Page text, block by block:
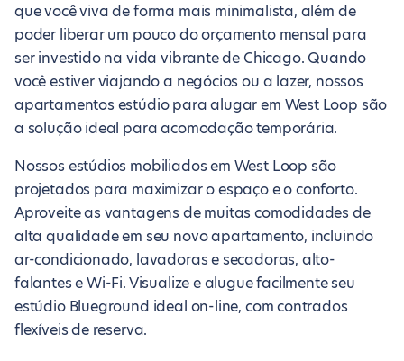
que você viva de forma mais minimalista, além de
poder liberar um pouco do orçamento mensal para
ser investido na vida vibrante de Chicago. Quando
você estiver viajando a negócios ou a lazer, nossos
apartamentos estúdio para alugar em West Loop são
a solução ideal para acomodação temporária.
Nossos estúdios mobiliados em West Loop são
projetados para maximizar o espaço e o conforto.
Aproveite as vantagens de muitas comodidades de
alta qualidade em seu novo apartamento, incluindo
ar-condicionado, lavadoras e secadoras, alto-
falantes e Wi-Fi. Visualize e alugue facilmente seu
estúdio Blueground ideal on-line, com contrados
flexíveis de reserva.